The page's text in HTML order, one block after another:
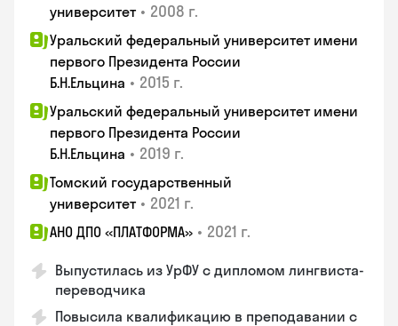
университет • 2008 г.
Уральский федеральный университет имени
первого Президента России
Б.Н.Ельцина • 2015 г.
Уральский федеральный университет имени
первого Президента России
Б.Н.Ельцина • 2019 г.
Томский государственный
университет • 2021 г.
АНО ДПО «ПЛАТФОРМА» • 2021 г.
Выпустилась из УрФУ с дипломом лингвиста-
переводчика
Повысила квалификацию в преподавании с